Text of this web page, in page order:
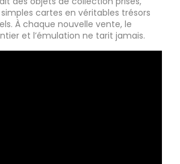
cartes en véritables trésors
À chaque nouvelle vente, le
et l’émulation ne tarit jamais.